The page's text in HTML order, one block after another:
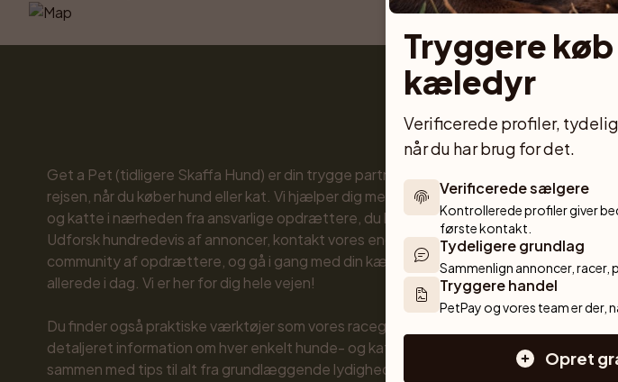
Get a Pet (tidligere Skaffa Hund) er din trygge partner gennem hele
rejsen, når du køber hund eller kat. Vi hjælper dig med at finde hunde
og katte i nærheden fra ansvarlige opdrættere, du kan stole på.
Udforsk hundredevis af annoncer, kontakt vores engagerede
community af opdrættere, og gå i gang med din kæledyrsrejse
allerede i dag. Vi er her for dig hele vejen!
Du finder også praktiske værktøjer som vores raceguide og
detaljeret information om hver enkelt hunde- og katterace,
sammen med tips til alt fra grundlæggende lydighed til træning og
For købere
Køb kæledyr trygt
Køb med PetPay
Kæledyrsforsikring
Opdrættere
Sælg hund
Sælg kat
Kuldforsikring
Tryggere
kæledyr
Verificerede profiler,
når du har brug for det.
Verificerede sælgere
Kontrollerede profiler giver
første kontakt.
Tydeligere grundlag
Sammenlign annoncer, racer,
Tryggere handel
PetPay og vores team er der,
Opret